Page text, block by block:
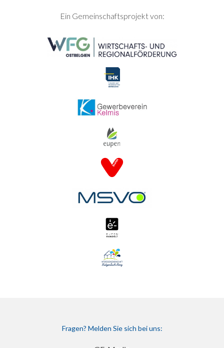
SEITENFUSSEin Gemeinschaftsprojekt von:
Fragen? Melden Sie sich bei uns: